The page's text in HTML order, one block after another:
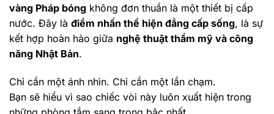
vàng Pháp bóng không đơn thuần là một thiết bị cấp
nước. Đây là điểm nhấn thể hiện đẳng cấp sống, là sự
kết hợp hoàn hảo giữa nghệ thuật thẩm mỹ và công
năng Nhật Bản.
Chỉ cần một ánh nhìn. Chỉ cần một lần chạm.
Bạn sẽ hiểu vì sao chiếc vòi này luôn xuất hiện trong